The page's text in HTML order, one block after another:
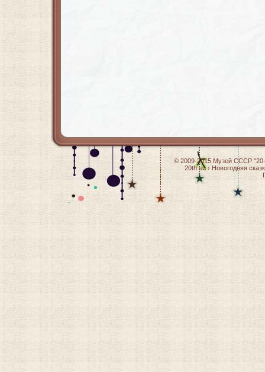
© 2009-2015 Музей СССР
20th.su› Новогодняя